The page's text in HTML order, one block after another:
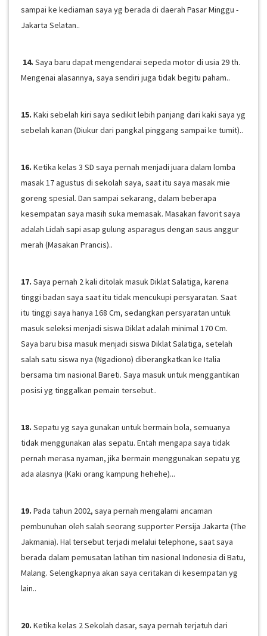
sampai ke kediaman saya yg berada di daerah Pasar Minggu -
Jakarta Selatan..
14. Saya baru dapat mengendarai sepeda motor di usia 29 th.
Mengenai alasannya, saya sendiri juga tidak begitu paham..
15. Kaki sebelah kiri saya sedikit lebih panjang dari kaki saya yg
sebelah kanan (Diukur dari pangkal pinggang sampai ke tumit)..
16. Ketika kelas 3 SD saya pernah menjadi juara dalam lomba
masak 17 agustus di sekolah saya, saat itu saya masak mie
goreng spesial. Dan sampai sekarang, dalam beberapa
kesempatan saya masih suka memasak. Masakan favorit saya
adalah Lidah sapi asap gulung asparagus dengan saus anggur
merah (Masakan Prancis)..
17. Saya pernah 2 kali ditolak masuk Diklat Salatiga, karena
tinggi badan saya saat itu tidak mencukupi persyaratan. Saat
itu tinggi saya hanya 168 Cm, sedangkan persyaratan untuk
masuk seleksi menjadi siswa Diklat adalah minimal 170 Cm.
Saya baru bisa masuk menjadi siswa Diklat Salatiga, setelah
salah satu siswa nya (Ngadiono) diberangkatkan ke Italia
bersama tim nasional Bareti. Saya masuk untuk menggantikan
posisi yg tinggalkan pemain tersebut..
18. Sepatu yg saya gunakan untuk bermain bola, semuanya
tidak menggunakan alas sepatu. Entah mengapa saya tidak
pernah merasa nyaman, jika bermain menggunakan sepatu yg
ada alasnya (Kaki orang kampung hehehe)...
19. Pada tahun 2002, saya pernah mengalami ancaman
pembunuhan oleh salah seorang supporter Persija Jakarta (The
Jakmania). Hal tersebut terjadi melalui telephone, saat saya
berada dalam pemusatan latihan tim nasional Indonesia di Batu,
Malang. Selengkapnya akan saya ceritakan di kesempatan yg
lain..
20. Ketika kelas 2 Sekolah dasar, saya pernah terjatuh dari